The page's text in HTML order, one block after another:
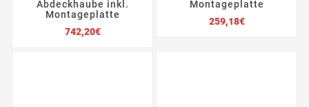
Abdeckhaube inkl.
Montageplatte
742,20€Preis
Montageplatte
259,18€Preis